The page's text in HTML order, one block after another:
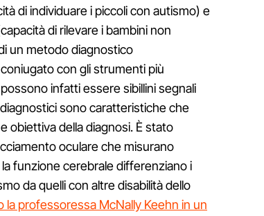
di individuare i piccoli con autismo) e
di rilevare i bambini non
un metodo diagnostico
con gli strumenti più
infatti essere sibillini segnali
sono caratteristiche che
obiettiva della diagnosi. È stato
oculare che misurano
funzione cerebrale differenziano i
da quelli con altre disabilità dello
la professoressa McNally Keehn in un